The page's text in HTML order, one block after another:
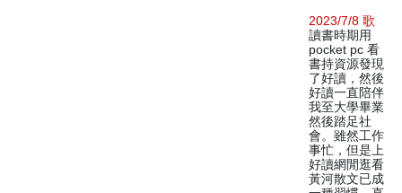
2023/7/8 歌
讀書時期用
pocket pc 看
書持資源發現
了好讀，然後
好讀一直陪伴
我至大學畢業
然後踏足社
會。雖然工作
事忙，但是上
好讀網閒逛看
黃河散文已成